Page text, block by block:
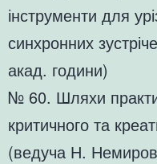
інструменти для
синхронних
акад. години)
№ 60. Шляхи
критичного та
(ведуча Н.